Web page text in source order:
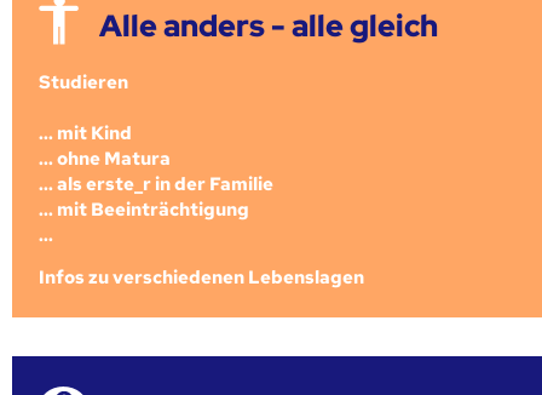
Alle anders - alle gleich
Studieren
... mit Kind
... ohne Matura
... als erste_r in der Familie
... mit Beeinträchtigung
...
Infos zu verschiedenen Lebenslagen